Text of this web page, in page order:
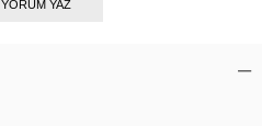
YORUM YAZ